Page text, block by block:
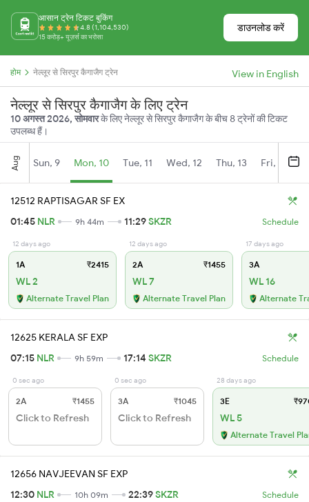
आसान ट्रेन टिकट बुकिंग
4.8 (1,104,530)
15 करोड़+ यूज़र्स का भरोसा
डाउनलोड करें
होम नेल्लूर से सिरपुर कैगाजैग ट्रेन View in English
नेल्लूर से सिरपुर कैगाजैग के लिए ट्रेन
10 अगस्त 2026, सोमवारके लिए नेल्लूर से सिरपुर कैगाजैग के बीच 8 ट्रेनों की टिकट
उपलब्ध हैं।
Aug Sun, 9 Mon, 10 Tue, 11 Wed, 12 Thu, 13 Fri, 14
12512 RAPTISAGAR SF EX
01:45 NLR 9h 44m 11:29SKZR Schedule
12 days ago
1A ₹2415
WL 2
Alternate Travel Plan
12 days ago
2A ₹1455
WL 7
Alternate Travel Plan
17 days ago
3A
WL 16
Alternate
12625 KERALA SF EXP
07:15 NLR 9h 59m 17:14 SKZR Schedule
0 sec ago
2A ₹1455
Click to Refresh
0 sec ago
3A ₹1045
Click to Refresh
28 days ago
3E
WL 5
Alternate Travel
12656 NAVJEEVAN SF EXP
12:30 NLR 10h 09m 22:39SKZR Schedule